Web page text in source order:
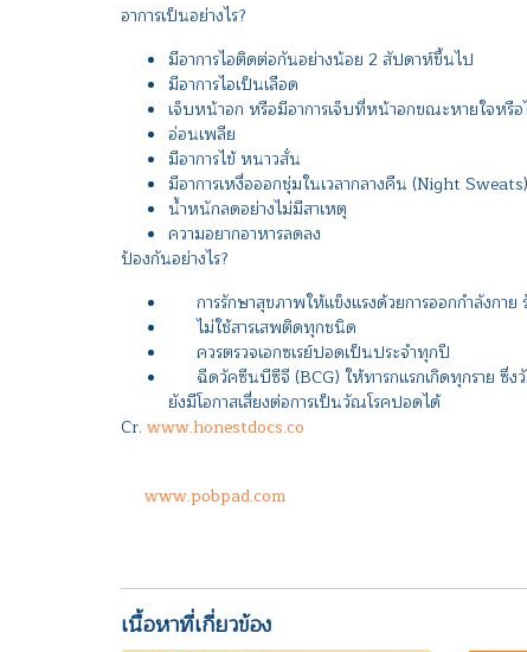
อาการเป็นอย่างไร?
มีอาการไอติดต่อกันอย่างน้อย 2 สัปดาห์ขึ้นไป
มีอาการไอเป็นเลือด
เจ็บหน้าอก หรือมีอาการเจ็บที่หน้าอกขณะหายใจหรือ
อ่อนเพลีย
มีอาการไข้ หนาวสั่น
มีอาการเหงื่อออกชุ่มในเวลากลางคืน (Night Sweats)
น้ำหนักลดอย่างไม่มีสาเหตุ
ความอยากอาหารลดลง
ป้องกันอย่างไร?
การรักษาสุขภาพให้แข็งแรงด้วยการออกกำลังกา
ไม่ใช้สารเสพติดทุกชนิด
ควรตรวจเอกซเรย์ปอดเป็นประจำทุกปี
ฉีดวัคซีนบีซีจี (BCG) ให้ทารกแรกเกิดทุกราย ซึ่
ยังมีโอกาสเสี่ยงต่อการเป็นวัณโรคปอดได้
Cr. www.honestdocs.co
www.pobpad.com
เนื้อหาที่เกี่ยวข้อง